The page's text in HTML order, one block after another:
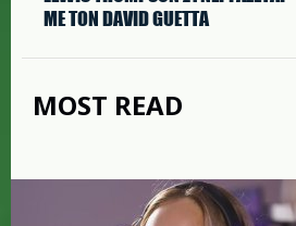
ΜΕ ΤΟΝ DAVID GUETTA
MOST READ